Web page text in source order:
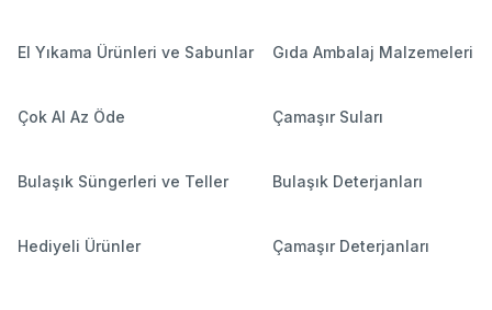
El Yıkama Ürünleri ve Sabunlar Gıda Ambalaj Malzemeleri
Çok Al Az Öde Çamaşır Suları
Bulaşık Süngerleri ve Teller Bulaşık Deterjanları
Hediyeli Ürünler Çamaşır Deterjanları